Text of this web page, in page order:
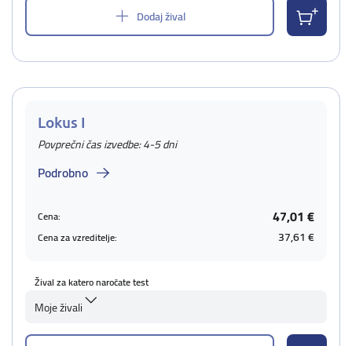
Dodaj žival
Lokus I
Povprečni čas izvedbe: 4-5 dni
Podrobno
Cena: 47,01 €
Cena za vzreditelje: 37,61 €
Žival za katero naročate test
Moje živali